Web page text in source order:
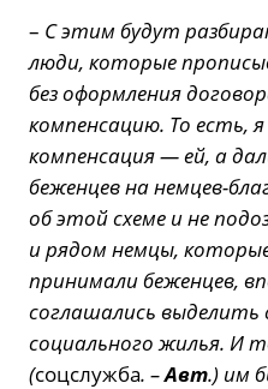
– С этим будут
люди, которые
без оформления
компенсацию. То есть,
компенсация — ей, а
беженцев на немцев-
об этой схеме и не
и рядом немцы,
принимали беженцев,
соглашались выделить
социального жилья. И
(соцслужба. –Авт.) им